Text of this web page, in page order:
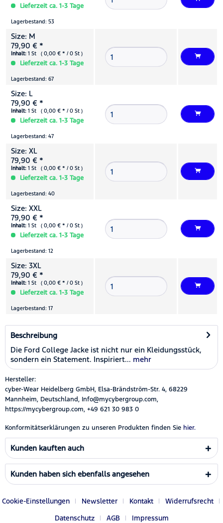
Lieferzeit ca. 1-3 Tage
Lagerbestand: 53
Size: M
79,90 € *
Inhalt: 1 St ( 0,00 € * / 0 St )
Lieferzeit ca. 1-3 Tage
Lagerbestand: 67
Size: L
79,90 € *
Inhalt: 1 St ( 0,00 € * / 0 St )
Lieferzeit ca. 1-3 Tage
Lagerbestand: 47
Size: XL
79,90 € *
Inhalt: 1 St ( 0,00 € * / 0 St )
Lieferzeit ca. 1-3 Tage
Lagerbestand: 40
Size: XXL
79,90 € *
Inhalt: 1 St ( 0,00 € * / 0 St )
Lieferzeit ca. 1-3 Tage
Lagerbestand: 12
Size: 3XL
79,90 € *
Inhalt: 1 St ( 0,00 € * / 0 St )
Lieferzeit ca. 1-3 Tage
Lagerbestand: 17
Beschreibung
Die Ford College Jacke ist nicht nur ein Kleidungsstück,
sondern ein Statement. Inspiriert... mehr
Hersteller:
cyber-Wear Heidelberg GmbH, Elsa-Brändström-Str. 4, 68229
Mannheim, Deutschland, Info@mycybergroup.com,
https://mycybergroup.com, +49 621 30 983 0
Konformitätserklärungen zu unseren Produkten finden Sie hier.
Kunden kauften auch
Kunden haben sich ebenfalls angesehen
Cookie-Einstellungen Newsletter Kontakt
Widerrufsrecht
Datenschutz
AGB Impressum